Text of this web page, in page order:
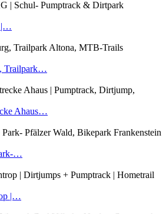
|…
Trailpark…
Ahaus…
…
|…